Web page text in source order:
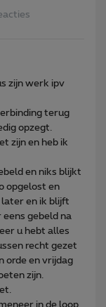
zijn werk ipv
terug
opzegt.
zijn en heb ik
en niks blijkt
opgelost en
later en ik blijft
gebeld na
u hebt alles
recht gezet
orde en vrijdag
zijn.
in de loop